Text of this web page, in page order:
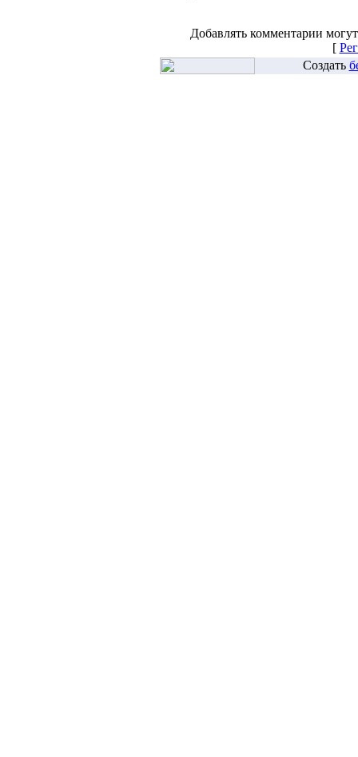
Добавлять комментарии
[
Создать